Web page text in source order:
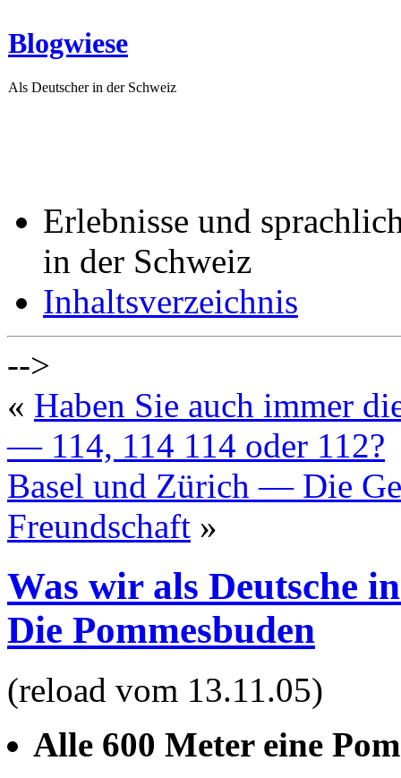
Blogwiese
Als Deutscher in der Schweiz
Erlebnisse und
in der Schweiz
Inhaltsverzeichnis
-->
« Haben Sie auch immer
— 114, 114 114 oder 112?
Basel und Zürich — Die
Freundschaft »
Was wir als Deutsche
Die Pommesbuden
(reload vom 13.11.05)
Alle 600 Meter eine